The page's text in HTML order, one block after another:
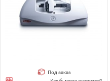
Под заказ